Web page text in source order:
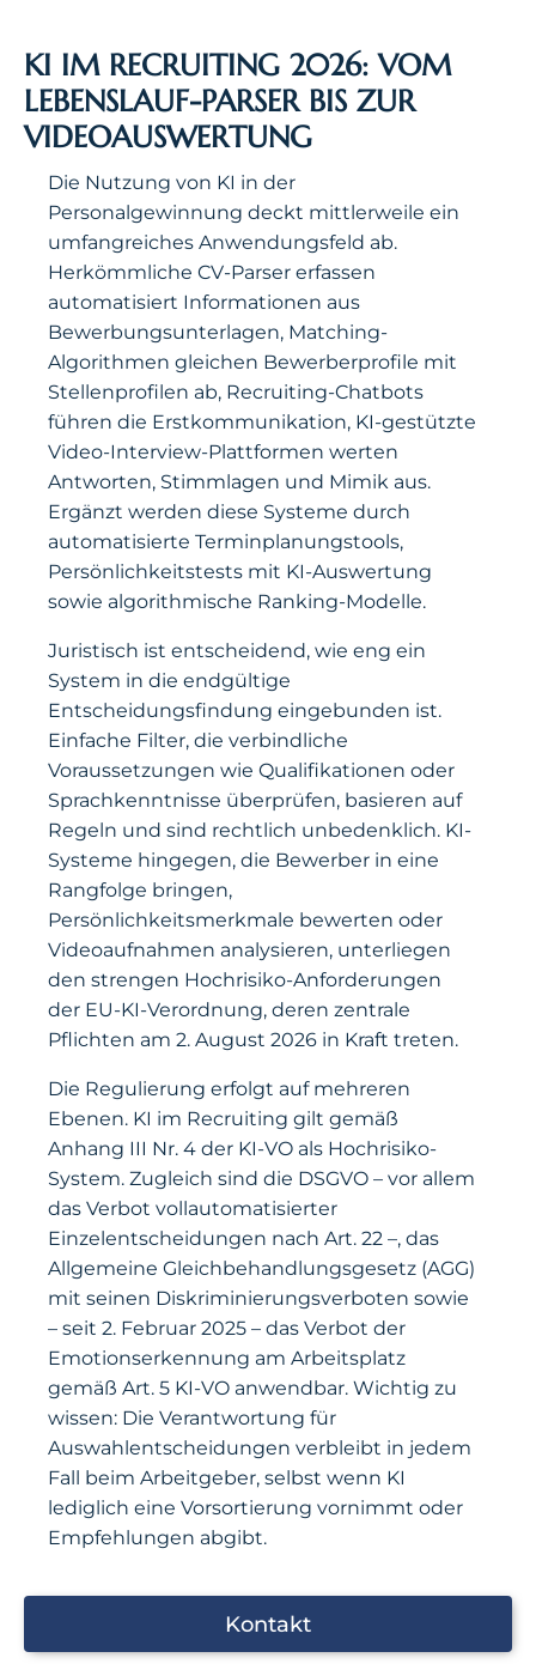
KI IM RECRUITING 2026: VOM
LEBENSLAUF-PARSER BIS ZUR
VIDEOAUSWERTUNG
Die Nutzung von KI in der
Personalgewinnung deckt mittlerweile ein
umfangreiches Anwendungsfeld ab.
Herkömmliche CV-Parser erfassen
automatisiert Informationen aus
Bewerbungsunterlagen, Matching-
Algorithmen gleichen Bewerberprofile mit
Stellenprofilen ab, Recruiting-Chatbots
führen die Erstkommunikation, KI-gestützte
Video-Interview-Plattformen werten
Antworten, Stimmlagen und Mimik aus.
Ergänzt werden diese Systeme durch
automatisierte Terminplanungstools,
Persönlichkeitstests mit KI-Auswertung
sowie algorithmische Ranking-Modelle.
Juristisch ist entscheidend, wie eng ein
System in die endgültige
Entscheidungsfindung eingebunden ist.
Einfache Filter, die verbindliche
Voraussetzungen wie Qualifikationen oder
Sprachkenntnisse überprüfen, basieren auf
Regeln und sind rechtlich unbedenklich. KI-
Systeme hingegen, die Bewerber in eine
Rangfolge bringen,
Persönlichkeitsmerkmale bewerten oder
Videoaufnahmen analysieren, unterliegen
den strengen Hochrisiko-Anforderungen
der EU-KI-Verordnung, deren zentrale
Pflichten am 2. August 2026 in Kraft treten.
Die Regulierung erfolgt auf mehreren
Ebenen. KI im Recruiting gilt gemäß
Anhang III Nr. 4 der KI-VO als Hochrisiko-
System. Zugleich sind die DSGVO – vor allem
das Verbot vollautomatisierter
Einzelentscheidungen nach Art. 22 –, das
Allgemeine Gleichbehandlungsgesetz (AGG)
mit seinen Diskriminierungsverboten sowie
– seit 2. Februar 2025 – das Verbot der
Emotionserkennung am Arbeitsplatz
gemäß Art. 5 KI-VO anwendbar. Wichtig zu
wissen: Die Verantwortung für
Auswahlentscheidungen verbleibt in jedem
Fall beim Arbeitgeber, selbst wenn KI
lediglich eine Vorsortierung vornimmt oder
Empfehlungen abgibt.
Kontakt